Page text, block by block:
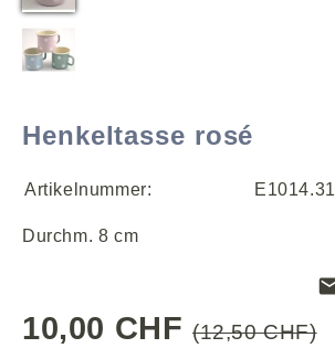
Henkeltasse rosé
Artikelnummer:
Durchm. 8 cm
10,00 CHF (12,50 CHF)